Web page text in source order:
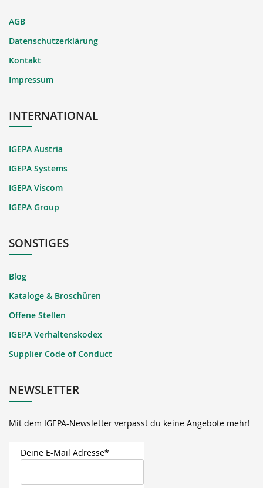
AGB
Datenschutzerklärung
Kontakt
Impressum
INTERNATIONAL
IGEPA Austria
IGEPA Systems
IGEPA Viscom
IGEPA Group
SONSTIGES
Blog
Kataloge & Broschüren
Offene Stellen
IGEPA Verhaltenskodex
Supplier Code of Conduct
NEWSLETTER
Mit dem IGEPA-Newsletter verpasst du keine Angebote mehr!
Deine E-Mail Adresse*